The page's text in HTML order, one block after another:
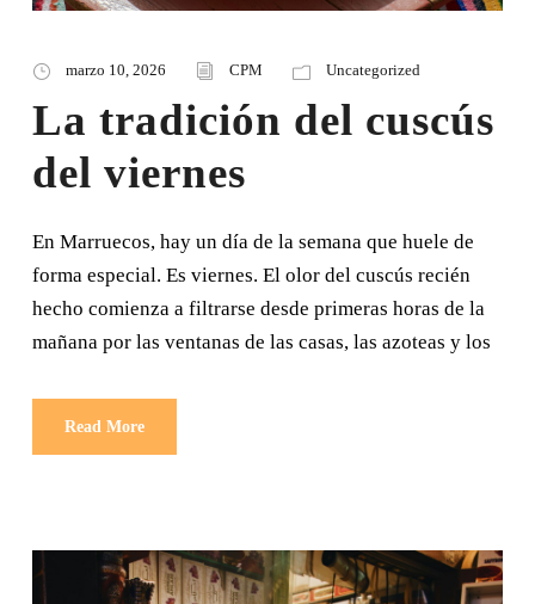
marzo 10, 2026 CPM Uncategorized
La tradición del cuscús
del viernes
En Marruecos, hay un día de la semana que huele de
forma especial. Es viernes. El olor del cuscús recién
hecho comienza a filtrarse desde primeras horas de la
mañana por las ventanas de las casas, las azoteas y los
Read More